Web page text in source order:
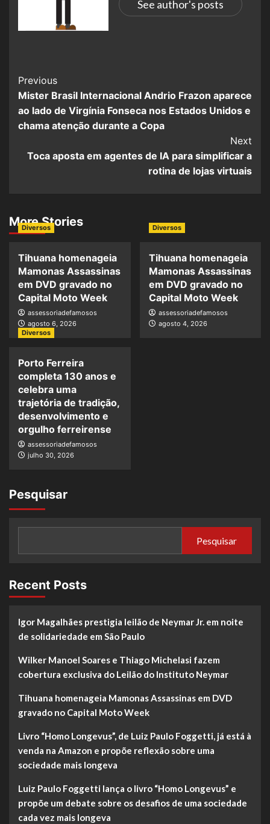
See author's posts
Previous
Mister Brasil Internacional Andrio Frazon aparece
ao lado de Virgínia Fonseca nos Estados Unidos e
chama atenção durante a Copa
Next
Toca aposta em agentes de IA para simplificar a
rotina de lojas virtuais
More Stories
Diversos
Tihuana homenageia
Mamonas Assassinas
em DVD gravado no
Capital Moto Week
assessoriadefamosos
agosto 6, 2026
Diversos
Tihuana homenageia
Mamonas Assassinas
em DVD gravado no
Capital Moto Week
assessoriadefamosos
agosto 4, 2026
Diversos
Porto Ferreira
completa 130 anos e
celebra uma
trajetória de tradição,
desenvolvimento e
orgulho ferreirense
assessoriadefamosos
julho 30, 2026
Pesquisar
Pesquisar
Recent Posts
Igor Magalhães prestigia leilão de Neymar Jr. em noite
de solidariedade em São Paulo
Wilker Manoel Soares e Thiago Michelasi fazem
cobertura exclusiva do Leilão do Instituto Neymar
Tihuana homenageia Mamonas Assassinas em DVD
gravado no Capital Moto Week
Livro “Homo Longevus”, de Luiz Paulo Foggetti, já está à
venda na Amazon e propõe reflexão sobre uma
sociedade mais longeva
Luiz Paulo Foggetti lança o livro “Homo Longevus” e
propõe um debate sobre os desafios de uma sociedade
cada vez mais longeva